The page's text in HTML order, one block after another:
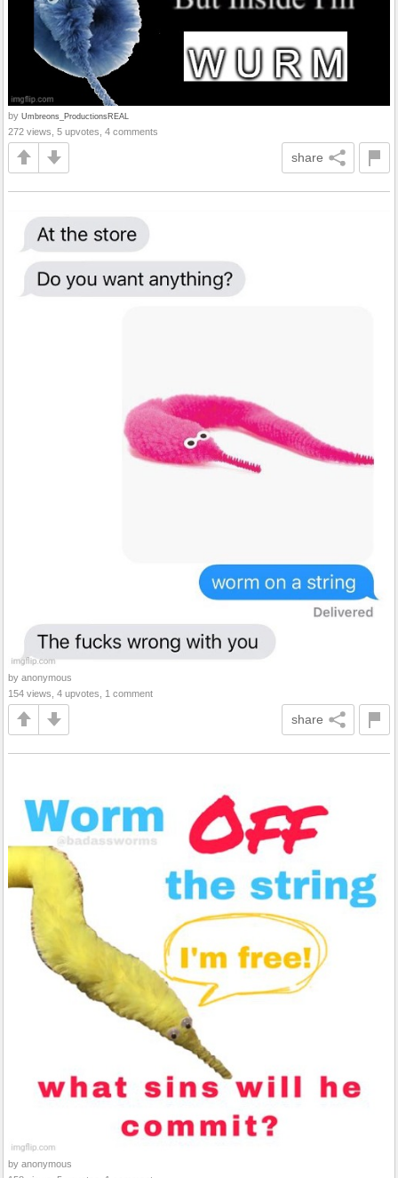
by Umbreons_ProductionsREAL
272 views, 5 upvotes, 4 comments
share
by anonymous
154 views, 4 upvotes, 1 comment
share
by anonymous